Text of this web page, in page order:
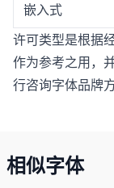
嵌入式
许可类型是根据
作为参考之用，
行咨询字体品牌
相似字体